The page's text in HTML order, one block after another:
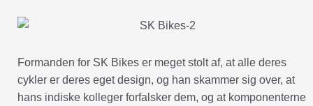
Formanden for SK Bikes er meget stolt af, at alle deres
cykler er deres eget design, og han skammer sig over, at
hans indiske kolleger forfalsker dem, og at komponenterne